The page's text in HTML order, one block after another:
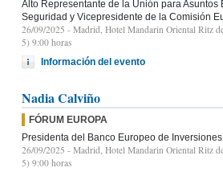
Alto Representante de la Unión para Asuntos
Seguridad y Vicepresidente de la Comisión
26/09/2025 - Madrid, Hotel Mandarin Oriental Ritz
5) 9:00 horas
Información del evento
Nadia Calviño
FÓRUM EUROPA
Presidenta del Banco Europeo de
26/09/2025 - Madrid, Hotel Mandarin Oriental Ritz
5) 9:00 horas